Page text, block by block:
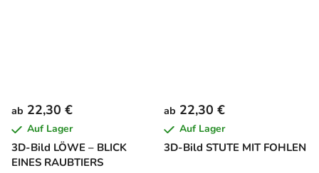
3D-Bild LÖWE – BLICK
EINES RAUBTIERS
ab 22,30 €
Auf Lager
3D-Bild STUTE MIT FOHLEN
ab 22,30 €
Auf Lager